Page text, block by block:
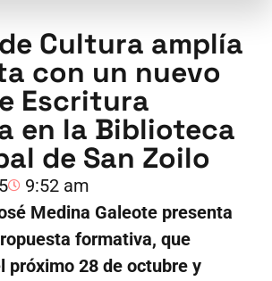
Cultura amplía
con un nuevo
Escritura
en la Biblioteca
de San Zoilo
9:52 am
Medina Galeote presenta
formativa, que
próximo 28 de octubre y